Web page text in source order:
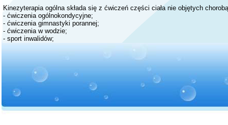
Kinezyterapia ogólna składa się z ćwiczeń części ciała nie objętych
- ćwiczenia ogólnokondycyjne;
- ćwiczenia gimnastyki porannej;
- ćwiczenia w wodzie;
- sport inwalidów;